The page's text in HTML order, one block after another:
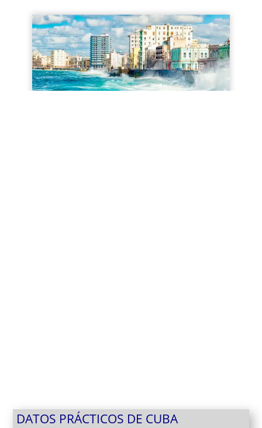
DATOS PRÁCTICOS DE CUBA